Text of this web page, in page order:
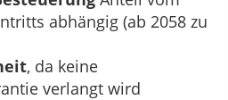
abhängig (ab 2058 zu
, da keine
verlangt wird